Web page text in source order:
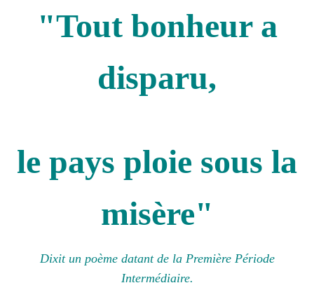
"Tout bonheur a
disparu,
le pays ploie sous la
misère"
Dixit un poème datant de la Première Période
Intermédiaire.